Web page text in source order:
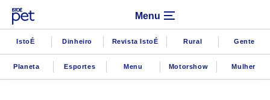
Menu
IstoÉ Dinheiro Revista IstoÉ Rural Gente
Planeta Esportes Menu Motorshow Mulher